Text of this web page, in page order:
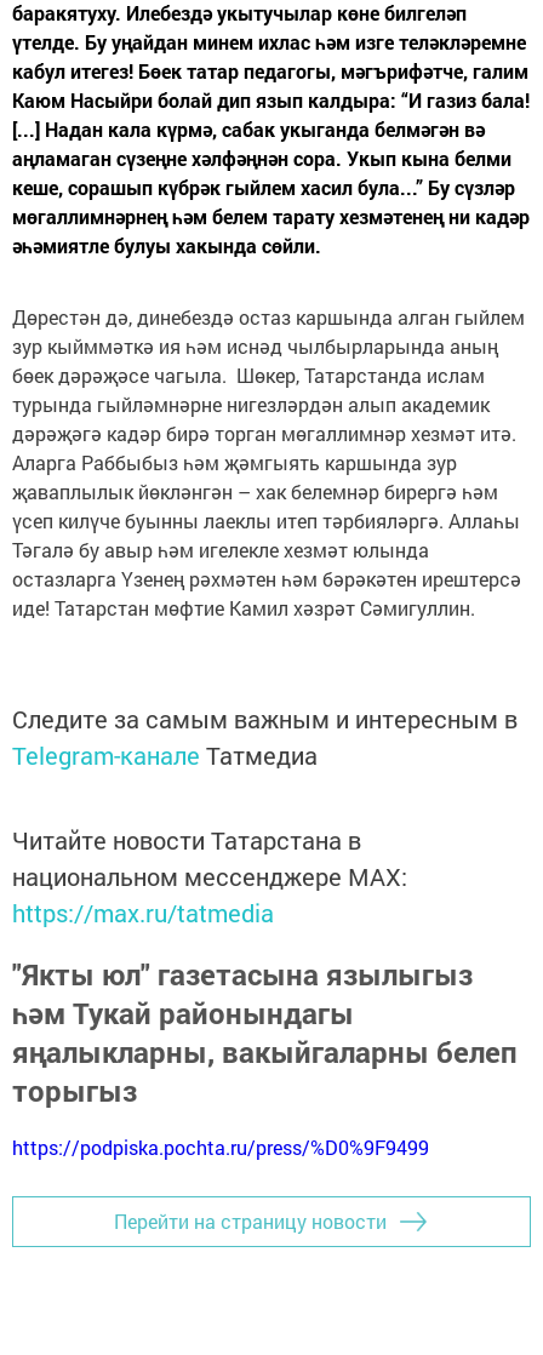
баракятуху. Илебездә укытучылар көне билгеләп
үтелде. Бу уңайдан минем ихлас һәм изге теләкләремне
кабул итегез! Бөек татар педагогы, мәгърифәтче, галим
Каюм Насыйри болай дип язып калдыра: “И газиз бала!
[...] Надан кала күрмә, сабак укыганда белмәгән вә
аңламаган сүзеңне хәлфәңнән сора. Укып кына белми
кеше, сорашып күбрәк гыйлем хасил була...” Бу сүзләр
мөгаллимнәрнең һәм белем тарату хезмәтенең ни кадәр
әһәмиятле булуы хакында сөйли.
Дөрестән дә, динебездә остаз каршында алган гыйлем
зур кыйммәткә ия һәм иснәд чылбырларында аның
бөек дәрәҗәсе чагыла. Шөкер, Татарстанда ислам
турында гыйләмнәрне нигезләрдән алып академик
дәрәҗәгә кадәр бирә торган мөгаллимнәр хезмәт итә.
Аларга Раббыбыз һәм җәмгыять каршында зур
җаваплылык йөкләнгән – хак белемнәр бирергә һәм
үсеп килүче буынны лаеклы итеп тәрбияләргә. Аллаһы
Тәгалә бу авыр һәм игелекле хезмәт юлында
остазларга Үзенең рәхмәтен һәм бәрәкәтен ирештерсә
иде! Татарстан мөфтие Камил хәзрәт Сәмигуллин.
Следите за самым важным и интересным в
Telegram-канале Татмедиа
Читайте новости Татарстана в
национальном мессенджере MАХ:
https://max.ru/tatmedia
"Якты юл" газетасына язылыгыз
һәм Тукай районындагы
яңалыкларны, вакыйгаларны белеп
торыгыз
https://podpiska.pochta.ru/press/%D0%9F9499
Перейти на страницу новости